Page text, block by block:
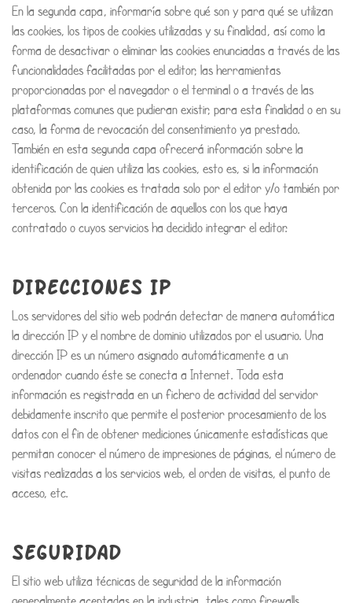
En la segunda capa, informaría sobre qué son y para qué se utilizan
las cookies, los tipos de cookies utilizadas y su finalidad, así como la
forma de desactivar o eliminar las cookies enunciadas a través de las
funcionalidades facilitadas por el editor, las herramientas
proporcionadas por el navegador o el terminal o a través de las
plataformas comunes que pudieran existir, para esta finalidad o en su
caso, la forma de revocación del consentimiento ya prestado.
También en esta segunda capa ofrecerá información sobre la
identificación de quien utiliza las cookies, esto es, si la información
obtenida por las cookies es tratada solo por el editor y/o también por
terceros. Con la identificación de aquellos con los que haya
contratado o cuyos servicios ha decidido integrar el editor.
DIRECCIONES IP
Los servidores del sitio web podrán detectar de manera automática
la dirección IP y el nombre de dominio utilizados por el usuario. Una
dirección IP es un número asignado automáticamente a un
ordenador cuando éste se conecta a Internet. Toda esta
información es registrada en un fichero de actividad del servidor
debidamente inscrito que permite el posterior procesamiento de los
datos con el fin de obtener mediciones únicamente estadísticas que
permitan conocer el número de impresiones de páginas, el número de
visitas realizadas a los servicios web, el orden de visitas, el punto de
acceso, etc.
SEGURIDAD
El sitio web utiliza técnicas de seguridad de la información